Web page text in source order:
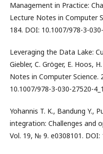
Management in Practice:
Lecture Notes in Computer
184. DOI: 10.1007/978-3-
Leveraging the Data Lake:
Giebler, C. Gröger, E. Hoos,
Notes in Computer Science.
10.1007/978-3-030-27520-
Yohannis T. K., Bandung Y.,
integration: Challenges and
Vol. 19, № 9. e0308101. DOI: